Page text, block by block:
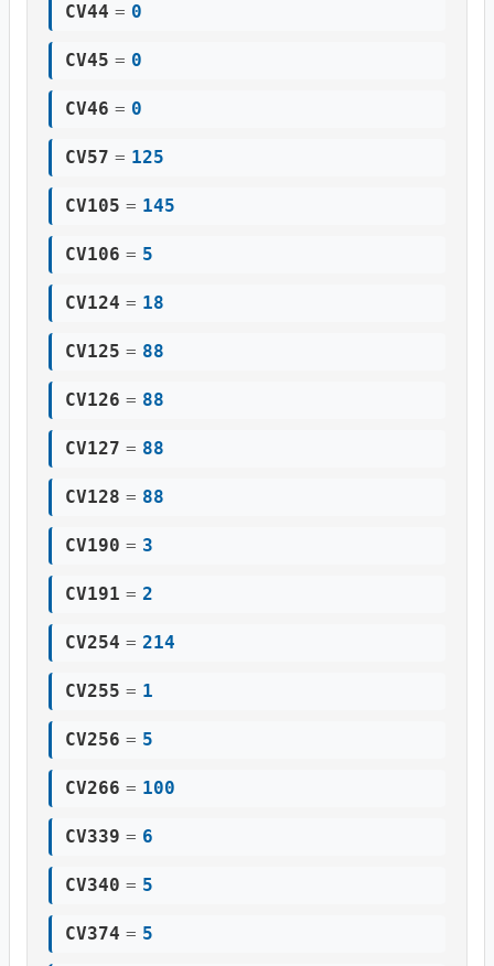
CV44 = 0
CV45 = 0
CV46 = 0
CV57 = 125
CV105 = 145
CV106 = 5
CV124 = 18
CV125 = 88
CV126 = 88
CV127 = 88
CV128 = 88
CV190 = 3
CV191 = 2
CV254 = 214
CV255 = 1
CV256 = 5
CV266 = 100
CV339 = 6
CV340 = 5
CV374 = 5